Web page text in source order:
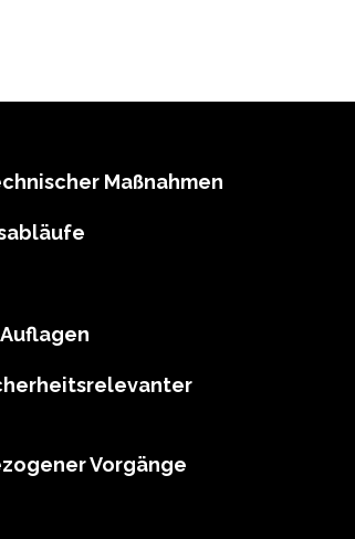
Maßnahmen
Vorgänge